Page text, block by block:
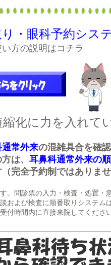
・眼科予約シス
方の説明はコチラ
化に力を入れて
常外来の混雑具合を確
は、 耳鼻科通常外来の
完全予約制ではありま
。問診票の入力・検査・処置・
および検査に順番取りシステム
付時間内に直接来院してくださ